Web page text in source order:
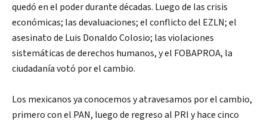
quedó en el poder durante décadas. Luego de las crisis
económicas; las devaluaciones; el conflicto del EZLN; el
asesinato de Luis Donaldo Colosio; las violaciones
sistemáticas de derechos humanos, y el FOBAPROA, la
ciudadanía votó por el cambio.
Los mexicanos ya conocemos y atravesamos por el cambio,
primero con el PAN, luego de regreso al PRI y hace cinco